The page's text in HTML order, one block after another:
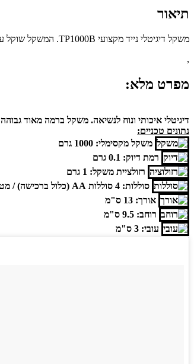
תיאור
משקל דיגיטלי נייד מקצועי TP1000B. המשקל שוקל עד 1000 גר' בדיוק של 0.1 גרם. מופעל ע"י 4 סוללות AAA - מצורפות עם המשקל.
,
מפרט מלא:
דיגיטלי איכותי ונוח לנשיאה. משקל ברמה מאוד גבוהה
נתונים טכניים:
משקל מקסימלי: 1000 גרם
רמת דיוק: 0.1 גרם
רזולציית משקל: 1 גרם
סוללות: 4 סוללות AA (כלול ברכישה) / מטען DC (לא כלול)
אורך: 13 ס"מ
רוחב: 9.5 ס"מ
עובי: 3 ס"מ